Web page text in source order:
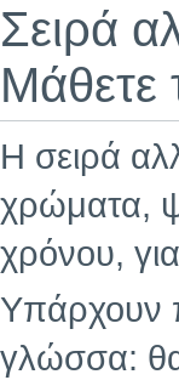
Σειρά
Μάθετε
Η σειρά
χρώματα,
χρόνου,
Υπάρχουν
γλώσσα: θα